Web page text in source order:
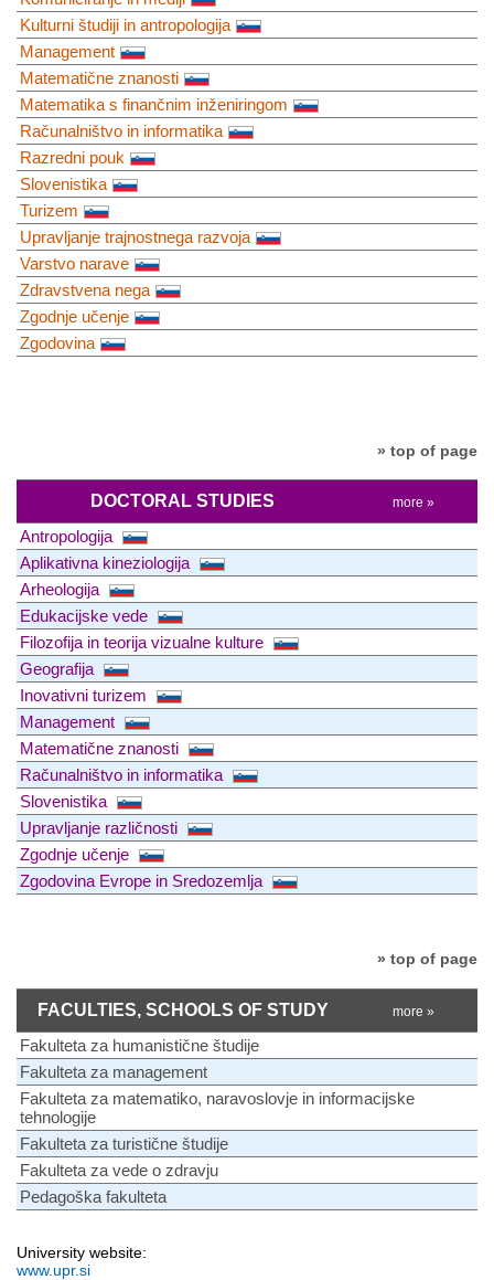
Kulturni študiji in antropologija
Management
Matematične znanosti
Matematika s finančnim inženiringom
Računalništvo in informatika
Razredni pouk
Slovenistika
Turizem
Upravljanje trajnostnega razvoja
Varstvo narave
Zdravstvena nega
Zgodnje učenje
Zgodovina
» top of page
DOCTORAL STUDIES more »
Antropologija
Aplikativna kineziologija
Arheologija
Edukacijske vede
Filozofija in teorija vizualne kulture
Geografija
Inovativni turizem
Management
Matematične znanosti
Računalništvo in informatika
Slovenistika
Upravljanje različnosti
Zgodnje učenje
Zgodovina Evrope in Sredozemlja
» top of page
FACULTIES, SCHOOLS OF STUDY more »
Fakulteta za humanistične študije
Fakulteta za management
Fakulteta za matematiko, naravoslovje in informacijske
tehnologije
Fakulteta za turistične študije
Fakulteta za vede o zdravju
Pedagoška fakulteta
University website:
www.upr.si